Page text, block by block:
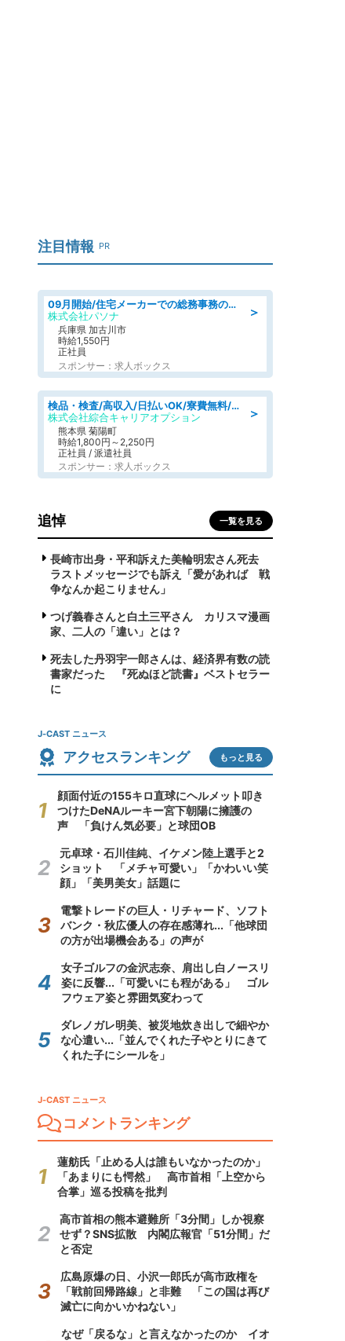
注目情報 PR
＞
09月開始/住宅メーカーでの総務事務のお仕事/駅近/車通勤可/一般事務/人事労務
株式会社パソナ
兵庫県 加古川市
時給1,550円
正社員
スポンサー：求人ボックス
＞
検品・検査/高収入/日払いOK/寮費無料/日勤/20・30・40代活躍中
株式会社綜合キャリアオプション
熊本県 菊陽町
時給1,800円～2,250円
正社員 / 派遣社員
スポンサー：求人ボックス
追悼 一覧を見る
長崎市出身・平和訴えた美輪明宏さん死去
ラストメッセージでも訴え「愛があれば 戦
争なんか起こりません」
つげ義春さんと白土三平さん カリスマ漫画
家、二人の「違い」とは？
死去した丹羽宇一郎さんは、経済界有数の読
書家だった 『死ぬほど読書』ベストセラー
に
J-CAST ニュース
アクセスランキング もっと見る
顔面付近の155キロ直球にヘルメット叩き
つけたDeNAルーキー宮下朝陽に擁護の
声 「負けん気必要」と球団OB
元卓球・石川佳純、イケメン陸上選手と2
ショット 「メチャ可愛い」「かわいい笑
顔」「美男美女」話題に
電撃トレードの巨人・リチャード、ソフト
バンク・秋広優人の存在感薄れ...「他球団
の方が出場機会ある」の声が
女子ゴルフの金沢志奈、肩出し白ノースリ
姿に反響...「可愛いにも程がある」 ゴル
フウェア姿と雰囲気変わって
ダレノガレ明美、被災地炊き出しで細やか
な心遣い...「並んでくれた子やとりにきて
くれた子にシールを」
J-CAST ニュース
コメントランキング
蓮舫氏「止める人は誰もいなかったのか」
「あまりにも愕然」 高市首相「上空から
合掌」巡る投稿を批判
高市首相の熊本避難所「3分間」しか視察
せず？SNS拡散 内閣広報官「51分間」だ
と否定
広島原爆の日、小沢一郎氏が高市政権を
「戦前回帰路線」と非難 「この国は再び
滅亡に向かいかねない」
なぜ「戻るな」と言えなかったのか イオ